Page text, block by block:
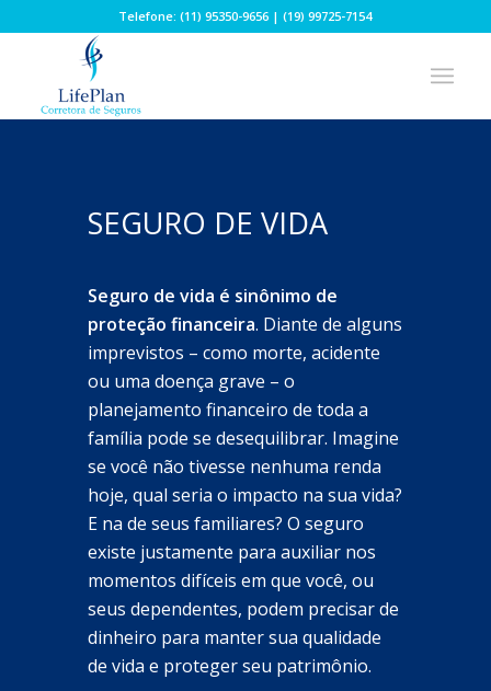
Telefone: (11) 95350-9656 | (19) 99725-7154
SEGURO DE VIDA
Seguro de vida é sinônimo de
proteção financeira. Diante de alguns
imprevistos – como morte, acidente
ou uma doença grave – o
planejamento financeiro de toda a
família pode se desequilibrar. Imagine
se você não tivesse nenhuma renda
hoje, qual seria o impacto na sua vida?
E na de seus familiares? O seguro
existe justamente para auxiliar nos
momentos difíceis em que você, ou
seus dependentes, podem precisar de
dinheiro para manter sua qualidade
de vida e proteger seu patrimônio.